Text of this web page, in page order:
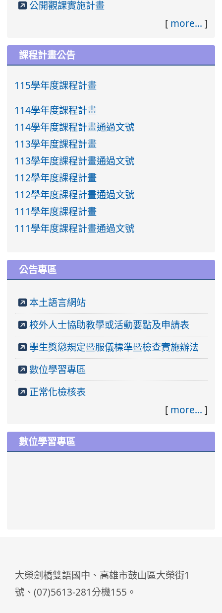
公開觀課實施計畫
[ more... ]
課程計畫公告
115學年度課程計畫
114學年度課程計畫
114學年度課程計畫通過文號
113學年度課程計畫
113學年度課程計畫通過文號
112學年度課程計畫
112學年度課程計畫通過文號
111學年度課程計畫
111學年度課程計畫通過文號
公告專區
本土語言網站
校外人士協助教學或活動要點及申請表
學生獎懲規定暨服儀標準暨檢查實施辦法
數位學習專區
正常化檢核表
[ more... ]
數位學習專區
大榮劍橋雙語國中、高雄市鼓山區大榮街1
號、(07)5613-281分機155。